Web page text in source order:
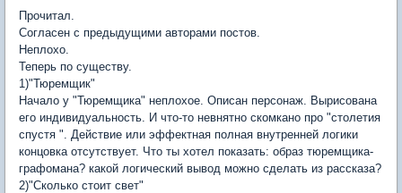
Прочитал.
Согласен с предыдущими авторами постов.
Неплохо.
Теперь по существу.
1)"Тюремщик"
Начало у "Тюремщика" неплохое. Описан персонаж. Вырисована
его индивидуальность. И что-то невнятно скомкано про "столетия
спустя ". Действие или эффектная полная внутренней логики
концовка отсутствует. Что ты хотел показать: образ тюремщика-
графомана? какой логический вывод можно сделать из рассказа?
2)"Сколько стоит свет"